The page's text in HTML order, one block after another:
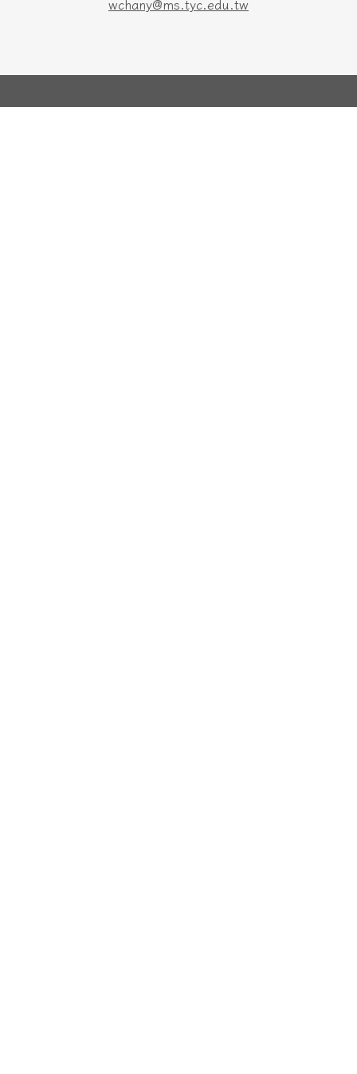
wchany@ms.tyc.edu.tw